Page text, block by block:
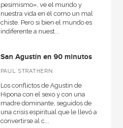
pesimismo», ve el mundo y
nuestra vida en él como un mal
chiste. Pero si bien el mundo es
indiferente a nuest...
San Agustín en 90 minutos
PAUL STRATHERN
Los conflictos de Agustín de
Hipona con el sexo y con una
madre dominante, seguidos de
una crisis espiritual que le llevó a
convertirse al c...